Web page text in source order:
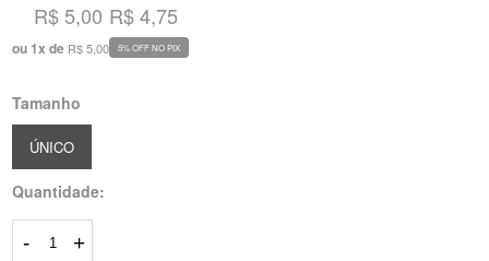
R$ 5,00
ou 1x de R$ 5,00
R$ 4,75
5% OFF NO PIX
Tamanho
ÚNICO
Quantidade:
- +